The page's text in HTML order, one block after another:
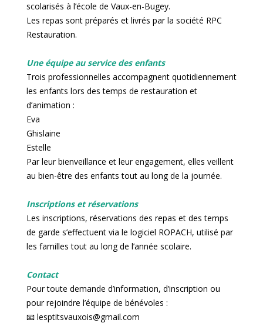
scolarisés à l’école de Vaux-en-Bugey.
Les repas sont préparés et livrés par la société RPC
Restauration.
Une équipe au service des enfants
Trois professionnelles accompagnent quotidiennement
les enfants lors des temps de restauration et
d’animation :
Eva
Ghislaine
Estelle
Par leur bienveillance et leur engagement, elles veillent
au bien-être des enfants tout au long de la journée.
Inscriptions et réservations
Les inscriptions, réservations des repas et des temps
de garde s’effectuent via le logiciel ROPACH, utilisé par
les familles tout au long de l’année scolaire.
Contact
Pour toute demande d’information, d’inscription ou
pour rejoindre l’équipe de bénévoles :
📧 lesptitsvauxois@gmail.com